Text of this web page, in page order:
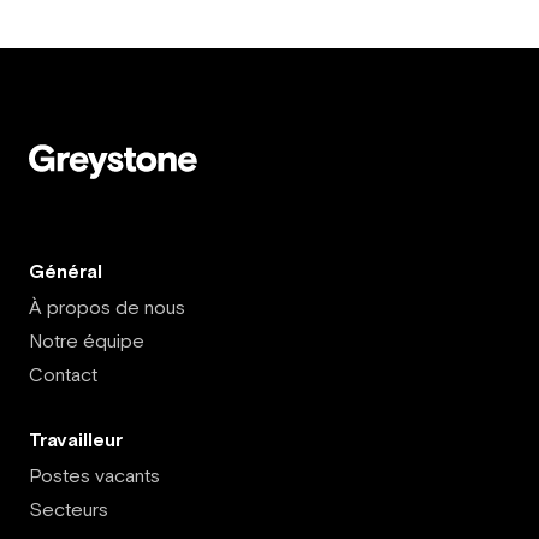
Général
À propos de nous
Notre équipe
Contact
Travailleur
Postes vacants
Secteurs